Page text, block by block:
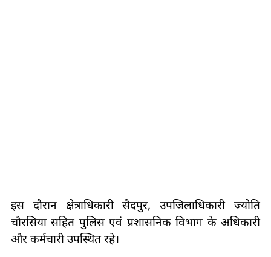
इस दौरान क्षेत्राधिकारी सैदपुर, उपजिलाधिकारी ज्योति
चौरसिया सहित पुलिस एवं प्रशासनिक विभाग के अधिकारी
और कर्मचारी उपस्थित रहे।